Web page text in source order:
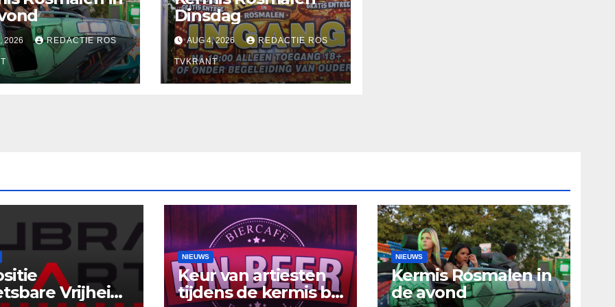
2026 REDACTIE ROS
Dinsdag
AUG 4, 2026 REDACTIE ROS
TVKRANT
Vrijheid’
NIEUWS
Keur van artiesten
tijdens de kermis bij
NIEUWS
Kermis Rosmalen in
de avond